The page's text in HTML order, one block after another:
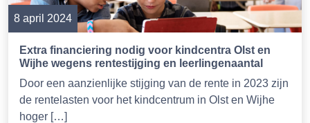
8 april 2024
Extra financiering nodig voor kindcentra Olst en
Wijhe wegens rentestijging en leerlingenaantal
Door een aanzienlijke stijging van de rente in 2023 zijn
de rentelasten voor het kindcentrum in Olst en Wijhe
hoger […]